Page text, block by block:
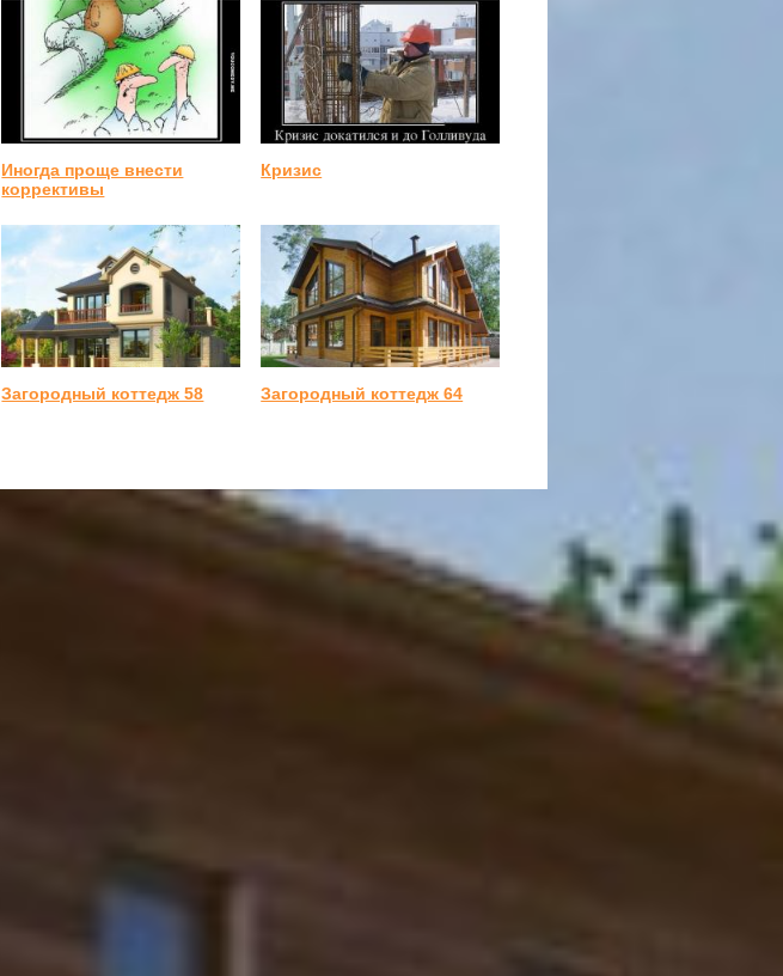
Иногда проще внести
коррективы
Кризис
Загородный коттедж 58 Загородный коттедж 64